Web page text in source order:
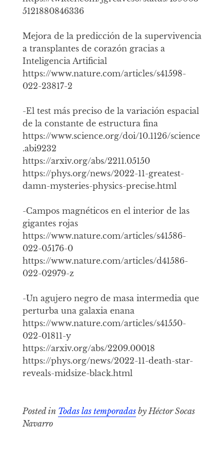
5121880846336
Mejora de la predicción de la supervivencia
a transplantes de corazón gracias a
Inteligencia Artificial
https://www.nature.com/articles/s41598-
022-23817-2
-El test más preciso de la variación espacial
de la constante de estructura fina
https://www.science.org/doi/10.1126/science
.abi9232
https://arxiv.org/abs/2211.05150
https://phys.org/news/2022-11-greatest-
damn-mysteries-physics-precise.html
-Campos magnéticos en el interior de las
gigantes rojas
https://www.nature.com/articles/s41586-
022-05176-0
https://www.nature.com/articles/d41586-
022-02979-z
-Un agujero negro de masa intermedia que
perturba una galaxia enana
https://www.nature.com/articles/s41550-
022-01811-y
https://arxiv.org/abs/2209.00018
https://phys.org/news/2022-11-death-star-
reveals-midsize-black.html
Posted in Todas las temporadasby Héctor Socas
Navarro